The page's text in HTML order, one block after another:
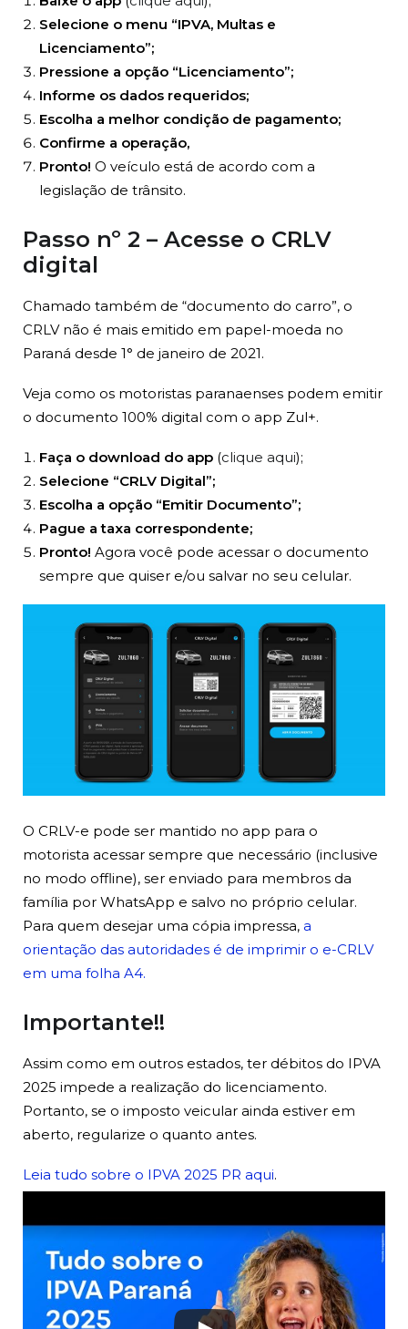
Selecione o menu “IPVA, Multas e
Licenciamento”;
Pressione a opção “Licenciamento”;
Informe os dados requeridos;
Escolha a melhor condição de pagamento;
Confirme a operação,
Pronto! O veículo está de acordo com a
legislação de trânsito.
Passo nº 2 – Acesse o CRLV
digital
Chamado também de “documento do carro”, o
CRLV não é mais emitido em papel-moeda no
Paraná desde 1° de janeiro de 2021.
Veja como os motoristas paranaenses podem emitir
o documento 100% digital com o app Zul+.
Faça o download do app (clique aqui);
Selecione “CRLV Digital”;
Escolha a opção “Emitir Documento”;
Pague a taxa correspondente;
Pronto! Agora você pode acessar o documento
sempre que quiser e/ou salvar no seu celular.
O CRLV-e pode ser mantido no app para o
motorista acessar sempre que necessário (inclusive
no modo offline), ser enviado para membros da
família por WhatsApp e salvo no próprio celular.
Para quem desejar uma cópia impressa, a
orientação das autoridades é de imprimir o e-CRLV
em uma folha A4.
Importante!!
Assim como em outros estados, ter débitos do IPVA
2025 impede a realização do licenciamento.
Portanto, se o imposto veicular ainda estiver em
aberto, regularize o quanto antes.
Leia tudo sobre o IPVA 2025 PR aqui.